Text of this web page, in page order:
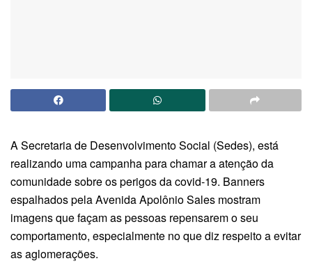
A Secretaria de Desenvolvimento Social (Sedes), está
realizando uma campanha para chamar a atenção da
comunidade sobre os perigos da covid-19. Banners
espalhados pela Avenida Apolônio Sales mostram
imagens que façam as pessoas repensarem o seu
comportamento, especialmente no que diz respeito a evitar
as aglomerações.